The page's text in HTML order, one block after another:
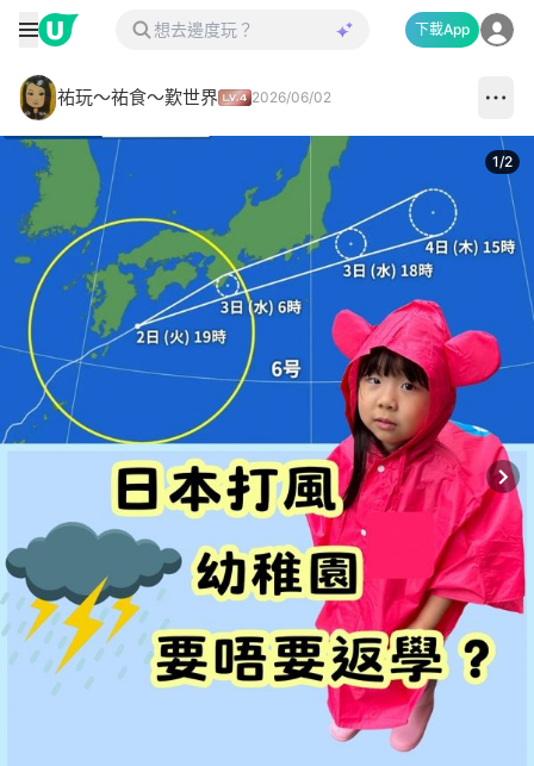
下載App
祐玩～祐食～歎世界 2026/06/02
1/2